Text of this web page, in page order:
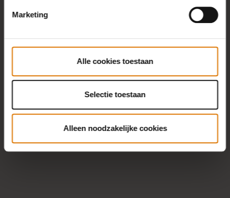
Marketing
Alle cookies toestaan
Selectie toestaan
Alleen noodzakelijke cookies